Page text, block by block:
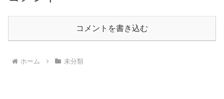
コメントを書き込む
ホーム 未分類